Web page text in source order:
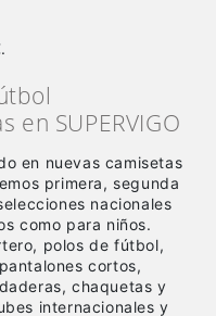
en SUPERVIGO
en nuevas camisetas
primera, segunda
nacionales
como para niños.
polos de fútbol,
cortos,
chaquetas y
internacionales y